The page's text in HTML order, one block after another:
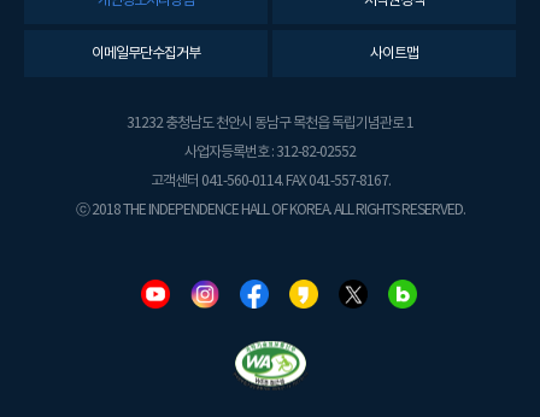
이메일무단수집거부 사이트맵
31232 충청남도 천안시 동남구 목천읍 독립기념관로 1
사업자등록번호 : 312-82-02552
고객센터 041-560-0114. FAX 041-557-8167.
ⓒ 2018 THE INDEPENDENCE HALL OF KOREA. ALL RIGHTS RESERVED.